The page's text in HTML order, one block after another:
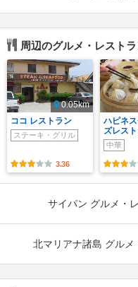
周辺のグルメ・レスト
0.05km
ココ レストラン
ステーキ・グリル
3.36
ハピネ
ズレス
中華
サイパン グルメ・
北マリアナ諸島 グルメ